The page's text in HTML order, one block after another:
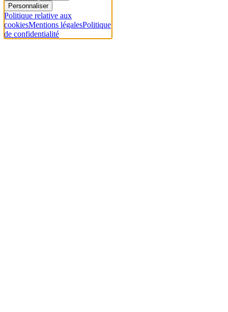
Personnaliser
Politique relative aux
cookiesMentions légalesPolitique
de confidentialité